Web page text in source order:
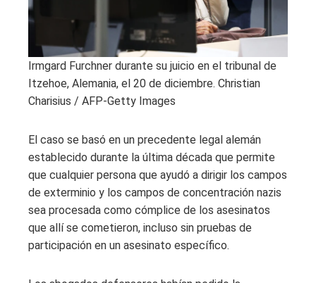
Irmgard Furchner durante su juicio en el tribunal de
Itzehoe, Alemania, el 20 de diciembre. Christian
Charisius / AFP-Getty Images
El caso se basó en un precedente legal alemán
establecido durante la última década que permite
que cualquier persona que ayudó a dirigir los campos
de exterminio y los campos de concentración nazis
sea procesada como cómplice de los asesinatos
que allí se cometieron, incluso sin pruebas de
participación en un asesinato específico.